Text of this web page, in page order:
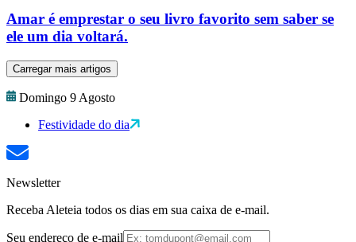
Amar é emprestar o seu livro favorito sem saber se
ele um dia voltará.
Carregar mais artigos
Domingo 9 Agosto
Festividade do dia
Newsletter
Receba Aleteia todos os dias em sua caixa de e-mail.
Seu endereço de e-mail